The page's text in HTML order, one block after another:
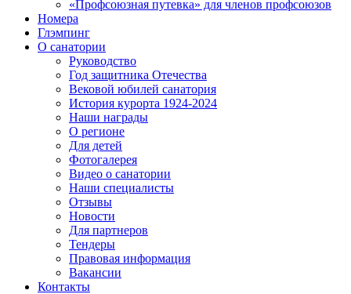
«Профсоюзная путевка» для членов профсоюзов
Номера
Глэмпинг
О санатории
Руководство
Год защитника Отечества
Вековой юбилей санатория
История курорта 1924-2024
Наши награды
О регионе
Для детей
Фотогалерея
Видео о санатории
Наши специалисты
Отзывы
Новости
Для партнеров
Тендеры
Правовая информация
Вакансии
Контакты